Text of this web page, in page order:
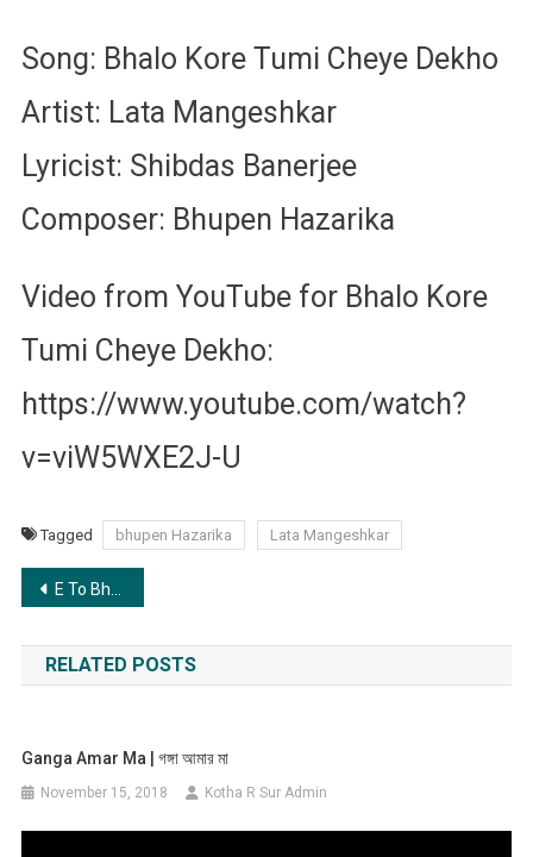
Song: Bhalo Kore Tumi Cheye Dekho
Artist: Lata Mangeshkar
Lyricist: Shibdas Banerjee
Composer: Bhupen Hazarika
Video from YouTube for Bhalo Kore
Tumi Cheye Dekho:
https://www.youtube.com/watch?
v=viW5WXE2J-U
Tagged bhupen Hazarika Lata Mangeshkar
Post
navigation
E To Bhalobasa Noy | এ তো ভালবাসা ন​য়
RELATED POSTS
Ganga Amar Ma | গঙ্গা আমার মা
November 15, 2018 Kotha R Sur Admin